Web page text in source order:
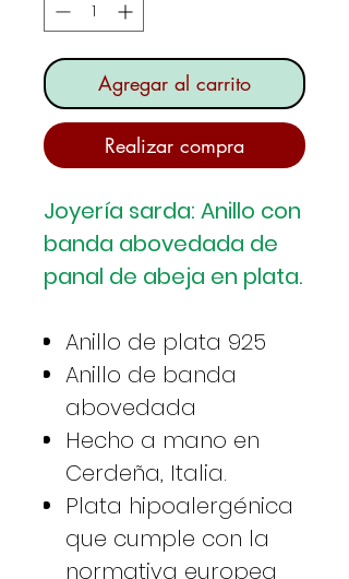
Agregar al carrito
Realizar compra
Joyería sarda: Anillo con
banda abovedada de
panal de abeja en plata.
Anillo de plata 925
Anillo de banda
abovedada
Hecho a mano en
Cerdeña, Italia.
Plata hipoalergénica
que cumple con la
normativa europea